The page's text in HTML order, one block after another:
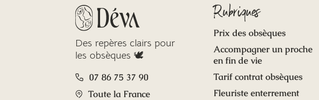
Des repères clairs pour
les obsèques 🕊️
07 86 75 37 90
Toute la France
Rubriques
Prix des obsèques
Accompagner un proche
en fin de vie
Tarif contrat obsèques
Fleuriste enterrement